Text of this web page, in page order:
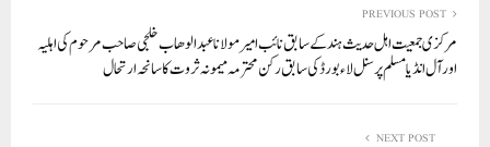
A
pp
ok
r
In PREVIOUS POST
مرکزی جمعیت اہل حدیث ہند کے سابق نائب امیر مولانا عبد الوھاب خلجی صاحب مرحوم کی اہلیہ
اور آل انڈیا مسلم پرسنل لاء بورڈ کی سابق رکن محترمہ میمونہ ثرو ت کا سانحہ ارتحال
NEXT POST